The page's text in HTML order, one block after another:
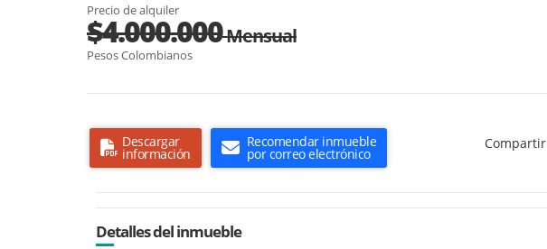
Precio de alquiler
$4.000.000Mensual
Pesos Colombianos
Descargar
información
Recomendar inmueble
por correo electrónico
Compartir
Detalles del inmueble